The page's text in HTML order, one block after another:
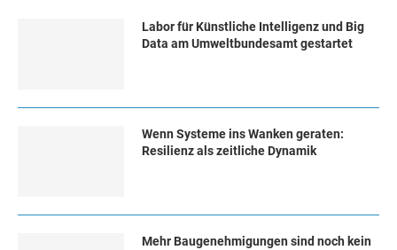
Labor für Künstliche Intelligenz und Big
Data am Umweltbundesamt gestartet
Wenn Systeme ins Wanken geraten:
Resilienz als zeitliche Dynamik
Mehr Baugenehmigungen sind noch kein